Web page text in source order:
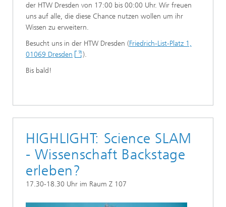
der HTW Dresden von 17:00 bis 00:00 Uhr. Wir freuen
uns auf alle, die diese Chance nutzen wollen um ihr
Wissen zu erweitern.
Besucht uns in der HTW Dresden (Friedrich-List-Platz 1,
01069 Dresden
).
Bis bald!
HIGHLIGHT: Science SLAM
- Wissenschaft Backstage
erleben?
17.30-18.30 Uhr im Raum Z 107